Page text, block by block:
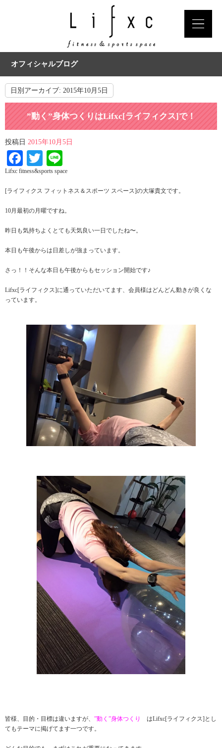
オフィシャルブログ
日別アーカイブ: 2015年10月5日
”動く”身体つくりはLifxc[ライフィクス]で！
投稿日 2015年10月5日
Facebook
Twitter
Lifxc fitness&sports space
[ライフィクス フィットネス＆スポーツ スペース]の大塚貴文です。
10月最初の月曜ですね。
昨日も気持ちよくとても天気良い一日でしたね〜。
本日も午後からは日差しが強まっています。
さっ！！そんな本日も午後からもセッション開始です♪
Lifxc[ライフィクス]に通っていただいてます、会員様はどんどん動きが良くな
っています。
皆様、目的・目標は違いますが、 ”動く”身体つくり
はLifxc[ライフィクス]とし
てもテーマに掲げてます一つです。